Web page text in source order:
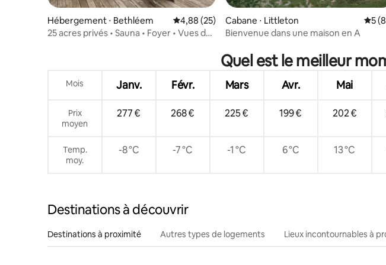
Hébergement ⋅ Bethléem Évaluation moyenne sur la base de 25
4,88 (25)
25 acres privés • Sauna • Foyer • Vues de
Cabane ⋅ Littleton
5
Bienvenue dans une maison en A
Quel est le meilleur
Mois Janv. Févr. Mars Avr. Mai
Prix
moyen
277 € 268 € 225 € 199 € 202 €
Temp.
moy.
-8 °C -7 °C -1 °C 6 °C 13 °C
Destinations à découvrir
Destinations à proximité Autres types de logements Lieux incontournables à